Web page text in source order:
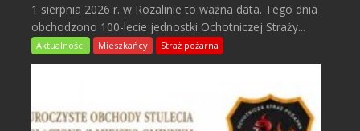
1 sierpnia 2026 r. w Rozalinie to ważna data. Tego dnia
obchodzono 100-lecie jednostki Ochotniczej Straży...
Aktualności Mieszkańcy Straż pożarna